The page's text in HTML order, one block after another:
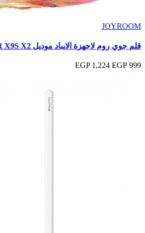
JOYROOM
قلم جوي روم لاجهزة الايباد موديل Active Stylus JR X9S X2
999 EGP
1,224 EGP